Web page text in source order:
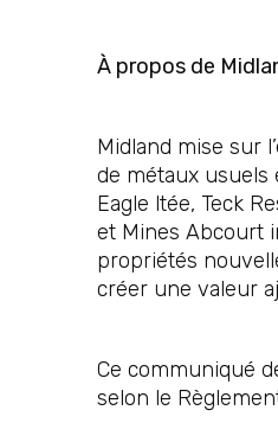
À propos de
Midland mise sur
de métaux usuels
Eagle ltée, Teck
et Mines Abcourt
propriétés
créer une valeur
Ce communiqué
selon le